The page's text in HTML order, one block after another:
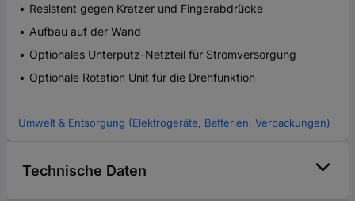
Resistent gegen Kratzer und Fingerabdrücke
Aufbau auf der Wand
Optionales Unterputz-Netzteil für Stromversorgung
Optionale Rotation Unit für die Drehfunktion
Umwelt & Entsorgung (Elektrogeräte, Batterien, Verpackungen)
Technische Daten